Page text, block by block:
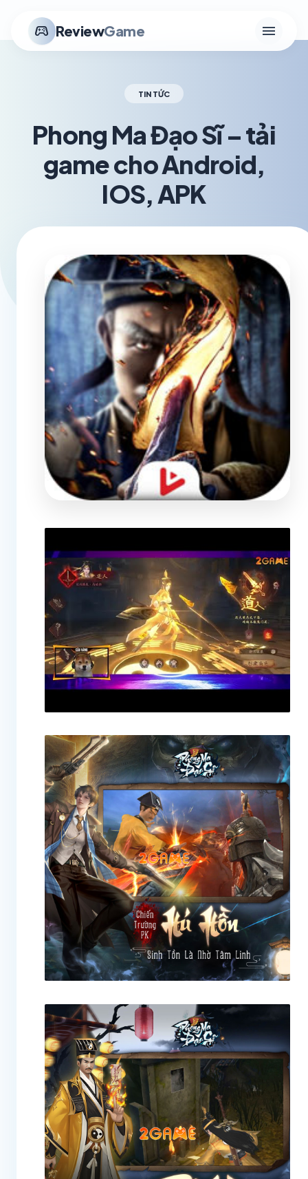
stadia_controller ReviewGame menu
TIN TỨC
Phong Ma Đạo Sĩ – tải
game cho Android,
IOS, APK